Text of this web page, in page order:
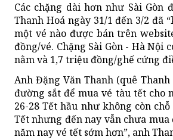
Các chặng dài hơn như Sài Gòn
Thanh Hoá ngày 31/1 đến 3/2 đã
một vé nào được bán trên
đồng/vé. Chặng Sài Gòn - Hà
nằm và 1,7 triệu đồng/ghế cứng
Anh Đặng Văn Thanh (quê
đường sắt để mua vé tàu tết cho
26-28 Tết hầu như không còn
Tết nhưng đến nay vẫn chưa
năm nay vé tết sớm hơn”, anh